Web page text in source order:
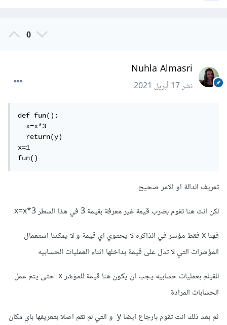
0
Nuhla Almasri
نشر17 أبريل 2021
def fun():
  x=x*3
  return(y)
x=1
fun()
تعريف الدالة او الامر صحيح
لكن انت هنا تقوم بضرب قيمة غير معرفة بقيمة 3 في هذا السطر x=x*3
فهنا x فقط مؤشر في الذاكره لا يحتوي اي قيمة و لا يمكننا استعمال
المؤشرات التي لا تدل على قيمة بداخلها اثناء العمليات الحسابيه
للقيلم بعمليات حسابيه يجب ان يكون هنا قيمة للمؤشر x حتى يتم عمل
الحسابات المرادة
ثم بعد ذلك انت تقوم بارجاع ايضا y و التي لم تقم اصلا بتعريفها باي مكان